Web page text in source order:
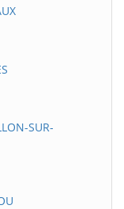
SUR-